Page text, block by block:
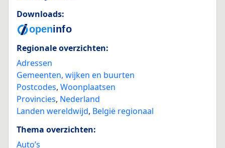
Downloads:
Regionale overzichten:
Adressen
Gemeenten, wijken en buurten
Postcodes, Woonplaatsen
Provincies, Nederland
Landen wereldwijd, België regionaal
Thema overzichten:
Auto’s